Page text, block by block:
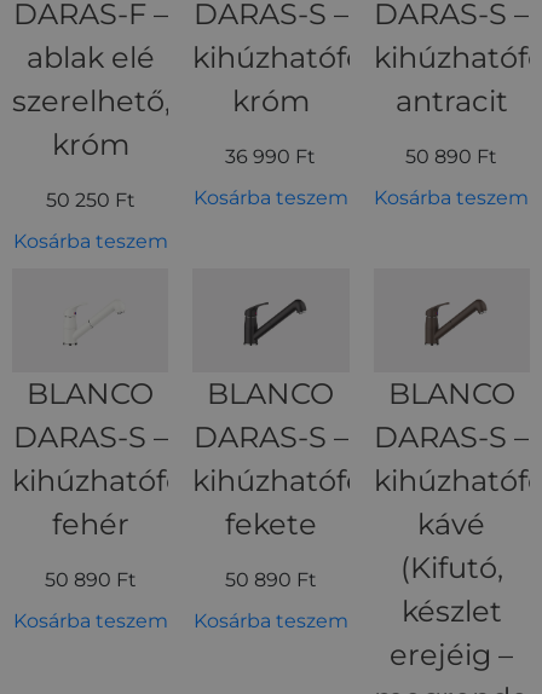
DARAS-F –
ablak elé
szerelhető,
króm
50 250 Ft
Kosárba teszem
DARAS-S –
kihúzhatófejes
króm
36 990 Ft
Kosárba teszem
DARAS-S –
antracit
50 890 Ft
Kosárba teszem
BLANCO
DARAS-S –
kihúzhatófejes,
fehér
50 890 Ft
Kosárba teszem
BLANCO
DARAS-S –
kihúzhatófejes,
fekete
50 890 Ft
Kosárba teszem
BLANCO
DARAS-S –
kávé
(Kifutó,
készlet
erejéig –